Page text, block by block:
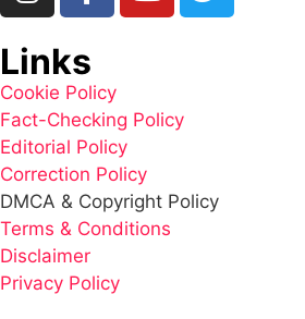
Links
Cookie Policy
Fact-Checking Policy
Editorial Policy
Correction Policy
DMCA & Copyright Policy
Terms & Conditions
Disclaimer
Privacy Policy